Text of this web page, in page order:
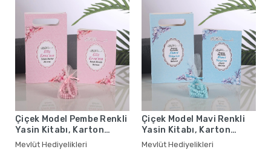
Çiçek Model Pembe Renkli
Yasin Kitabı, Karton
Çanta ve Tesbih - Mevlüt
Hediyelikleri
Mevlüt Hediyelikleri
Çiçek Model Mavi Renkli
Yasin Kitabı, Karton
Çanta ve Tesbih - Mevlüt
Hediyelikleri
Mevlüt Hediyelikleri